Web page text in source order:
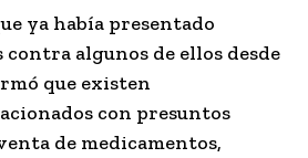
ya había presentado
algunos de ellos desde
que existen
con presuntos
de medicamentos,